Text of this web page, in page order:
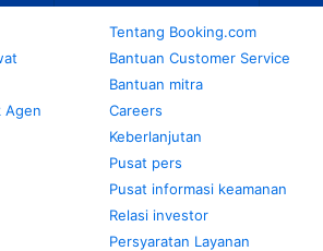
Agen
Tentang Booking.com
Bantuan Customer Service
Bantuan mitra
Careers
Keberlanjutan
Pusat pers
Pusat informasi keamanan
Relasi investor
Persyaratan Layanan